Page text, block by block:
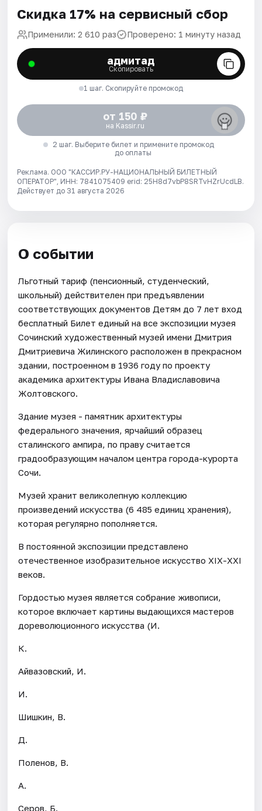
Скидка 17% на сервисный сбор
Применили: 2 610 раз Проверено: 1 минуту назад
адмитад
Скопировать
1 шаг. Скопируйте промокод
от 150 ₽
на Kassir.ru
2 шаг. Выберите билет и примените промокод
до оплаты
Реклама. ООО "КАССИР.РУ-НАЦИОНАЛЬНЫЙ БИЛЕТНЫЙ
ОПЕРАТОР", ИНН: 7841075409 erid: 25H8d7vbP8SRTvHZrUcdLB.
Действует до 31 августа 2026
О событии
Льготный тариф (пенсионный, студенческий,
школьный) действителен при предъявлении
соответствующих документов Детям до 7 лет вход
бесплатный Билет единый на все экспозиции музея
Сочинский художественный музей имени Дмитрия
Дмитриевича Жилинского расположен в прекрасном
здании, построенном в 1936 году по проекту
академика архитектуры Ивана Владиславовича
Жолтовского.
Здание музея - памятник архитектуры
федерального значения, ярчайший образец
сталинского ампира, по праву считается
градообразующим началом центра города-курорта
Сочи.
Музей хранит великолепную коллекцию
произведений искусства (6 485 единиц хранения),
которая регулярно пополняется.
В постоянной экспозиции представлено
отечественное изобразительное искусство ХIХ-ХХI
веков.
Гордостью музея является собрание живописи,
которое включает картины выдающихся мастеров
дореволюционного искусства (И.
К.
Айвазовский, И.
И.
Шишкин, В.
Д.
Поленов, В.
А.
Серов, Б.